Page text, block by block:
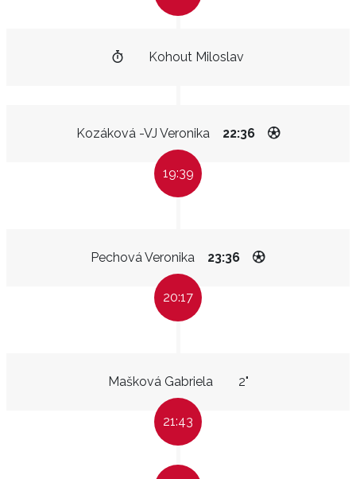
Kohout Miloslav
Kozáková -VJ Veronika 22:36
19:39
Pechová Veronika 23:36
20:17
Mašková Gabriela 2"
21:43